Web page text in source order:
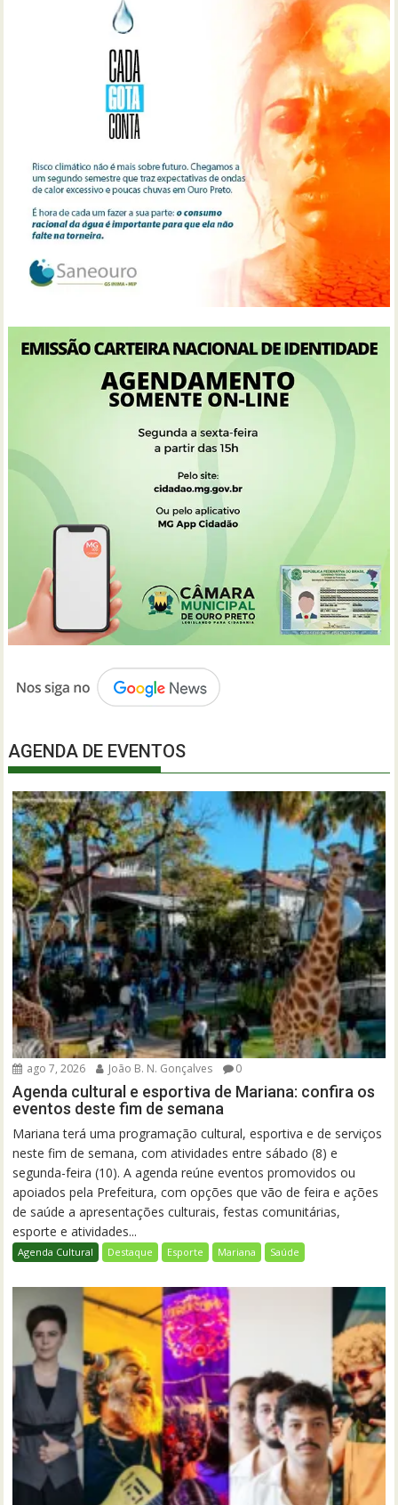
AGENDA DE EVENTOS
ago 7, 2026 João B. N. Gonçalves 0
Agenda cultural e esportiva de Mariana: confira os
eventos deste fim de semana
Mariana terá uma programação cultural, esportiva e de serviços
neste fim de semana, com atividades entre sábado (8) e
segunda-feira (10). A agenda reúne eventos promovidos ou
apoiados pela Prefeitura, com opções que vão de feira e ações
de saúde a apresentações culturais, festas comunitárias,
esporte e atividades...
Agenda Cultural Destaque Esporte Mariana Saúde